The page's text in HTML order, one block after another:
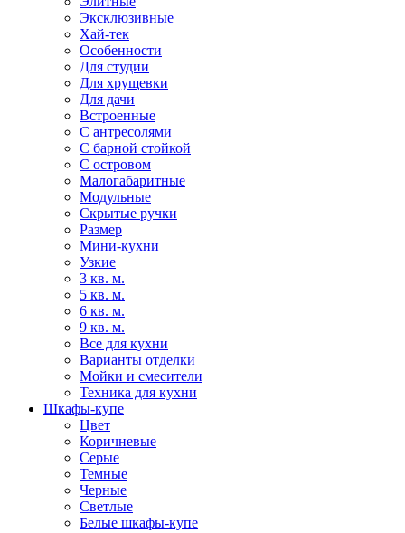
Эксклюзивные
Хай-тек
Особенности
Для студии
Для хрущевки
Для дачи
Встроенные
С антресолями
С барной стойкой
С островом
Малогабаритные
Модульные
Скрытые ручки
Размер
Мини-кухни
Узкие
3 кв. м.
5 кв. м.
6 кв. м.
9 кв. м.
Все для кухни
Варианты отделки
Мойки и смесители
Техника для кухни
Шкафы-купе
Цвет
Коричневые
Серые
Темные
Черные
Светлые
Белые шкафы-купе